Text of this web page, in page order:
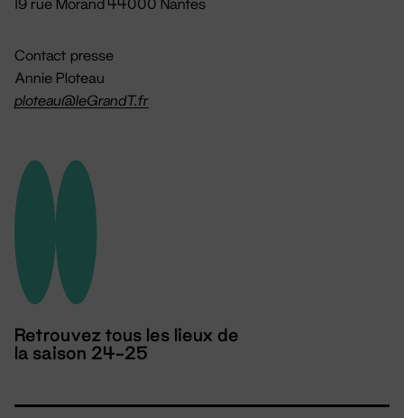
Contact presse
Annie Ploteau
ploteau@leGrandT.fr
Retrouvez tous les lieux de
la saison 24-25